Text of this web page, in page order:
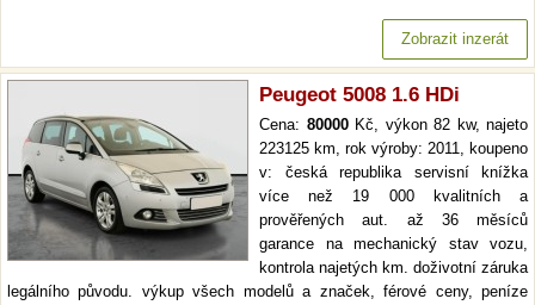
Zobrazit inzerát
Peugeot 5008 1.6 HDi
Cena: 80000Kč, výkon 82 kw, najeto
223125 km, rok výroby: 2011, koupeno
v: česká republika servisní knížka
více než 19 000 kvalitních a
prověřených aut. až 36 měsíců
garance na mechanický stav vozu,
kontrola najetých km. doživotní záruka
legálního původu. výkup všech modelů a značek, férové ceny, peníze